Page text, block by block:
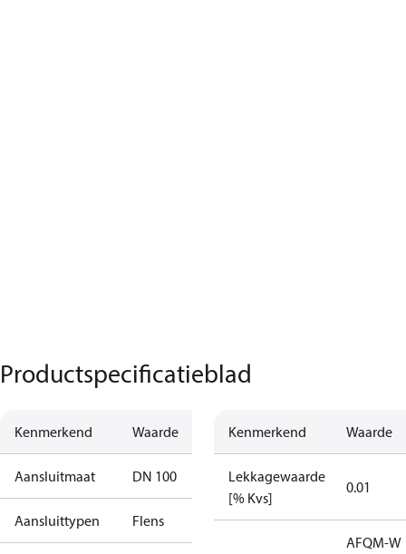
Productspecificatieblad
Kenmerkend Waarde
Aansluitmaat DN 100
Aansluittypen Flens
Kenmerkend Waarde
Lekkagewaarde
[% Kvs]
0.01
AFQM-W